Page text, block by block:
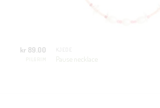
kr 89.00 KJEDE
Pause necklace
familien i dag. Som medlem får du 10% rabatt på din
JA, HENT MIN RABATTKODE!